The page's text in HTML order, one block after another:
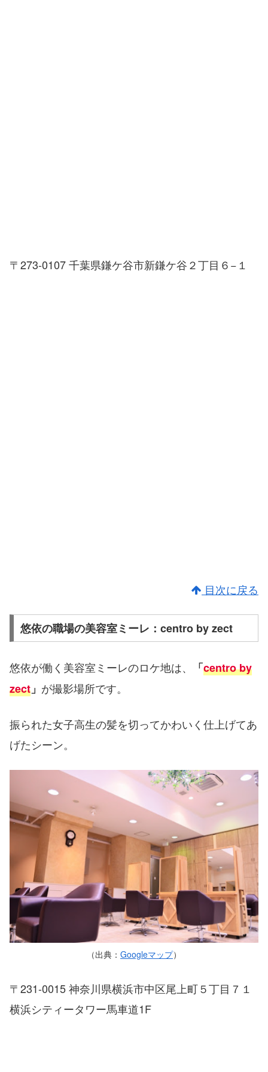
〒273-0107 千葉県鎌ケ谷市新鎌ケ谷２丁目６−１
目次に戻る
悠依の職場の美容室ミーレ：centro by zect
悠依が働く美容室ミーレのロケ地は、 「centro by
zect」 が撮影場所です。
振られた女子高生の髪を切ってかわいく仕上げてあ
げたシーン。
（出典： Googleマップ）
〒231-0015 神奈川県横浜市中区尾上町５丁目７１
横浜シティータワー馬車道1F